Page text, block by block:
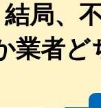
結局、
業者ど